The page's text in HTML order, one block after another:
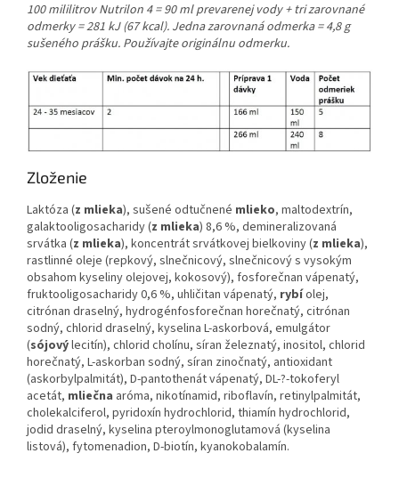
100 mililitrov Nutrilon 4 = 90 ml prevarenej vody + tri zarovnané
odmerky = 281 kJ (67 kcal). Jedna zarovnaná odmerka = 4,8 g
sušeného prášku. Používajte originálnu odmerku.
Zloženie
Laktóza (z mlieka), sušené odtučnené mlieko, maltodextrín,
galaktooligosacharidy (z mlieka) 8,6 %, demineralizovaná
srvátka (z mlieka), koncentrát srvátkovej bielkoviny (z mlieka),
rastlinné oleje (repkový, slnečnicový, slnečnicový s vysokým
obsahom kyseliny olejovej, kokosový), fosforečnan vápenatý,
fruktooligosacharidy 0,6 %, uhličitan vápenatý, rybíolej,
citrónan draselný, hydrogénfosforečnan horečnatý, citrónan
sodný, chlorid draselný, kyselina L-askorbová, emulgátor
(sójovýlecitín), chlorid cholínu, síran železnatý, inositol, chlorid
horečnatý, L-askorban sodný, síran zinočnatý, antioxidant
(askorbylpalmitát), D-pantothenát vápenatý, DL-?-tokoferyl
acetát, mliečna aróma, nikotínamid, riboflavín, retinylpalmitát,
cholekalciferol, pyridoxín hydrochlorid, thiamín hydrochlorid,
jodid draselný, kyselina pteroylmonoglutamová (kyselina
listová), fytomenadion, D-biotín, kyanokobalamín.